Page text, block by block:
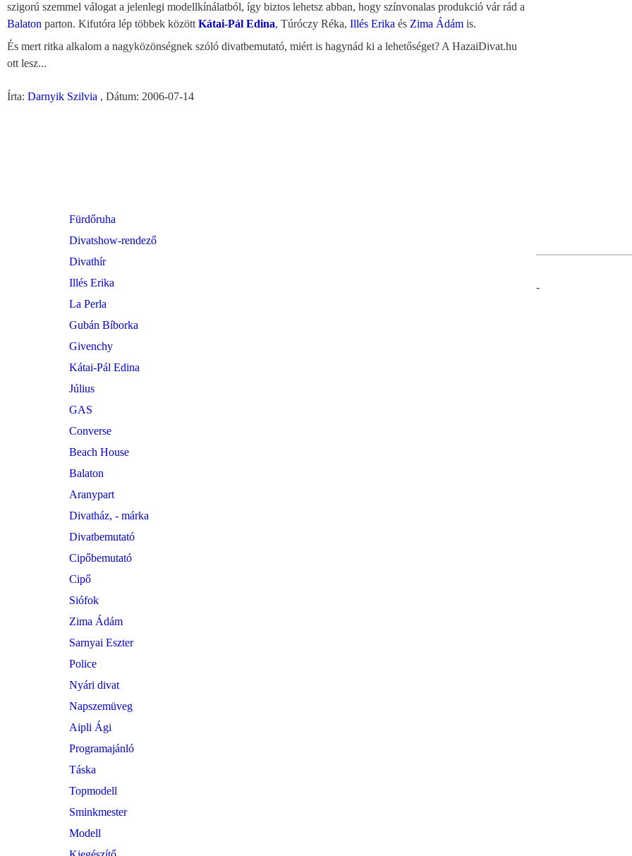
szigorú szemmel válogat a jelenlegi modellkínálatból, így biztos lehetsz abban, hogy színvonalas produkció vár rád a
Balaton parton. Kifutóra lép többek között Kátai-Pál Edina, Túróczy Réka, Illés Erika és Zima Ádám is.
És mert ritka alkalom a nagyközönségnek szóló divatbemutató, miért is hagynád ki a lehetőséget? A HazaiDivat.hu
ott lesz...
Írta: Darnyik Szilvia , Dátum: 2006-07-14
Fürdőruha
Divatshow-rendező
Divathír
Illés Erika
La Perla
Gubán Bíborka
Givenchy
Kátai-Pál Edina
Július
GAS
Converse
Beach House
Balaton
Aranypart
Divatház, - márka
Divatbemutató
Cipőbemutató
Cipő
Siófok
Zima Ádám
Sarnyai Eszter
Police
Nyári divat
Napszemüveg
Aipli Ági
Programajánló
Táska
Topmodell
Sminkmester
Modell
-